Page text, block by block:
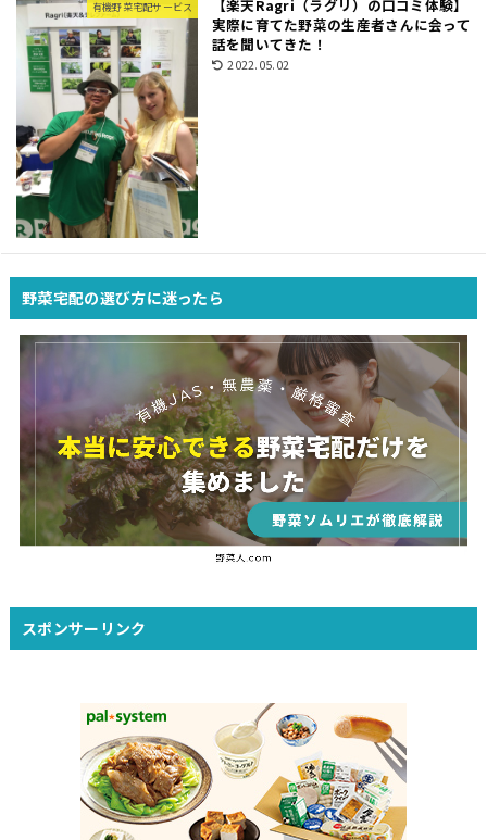
有機野菜宅配サービス
【楽天Ragri（ラグリ）の口コミ体験】
実際に育てた野菜の生産者さんに会って
話を聞いてきた！
2022.05.02
野菜宅配の選び方に迷ったら
スポンサーリンク